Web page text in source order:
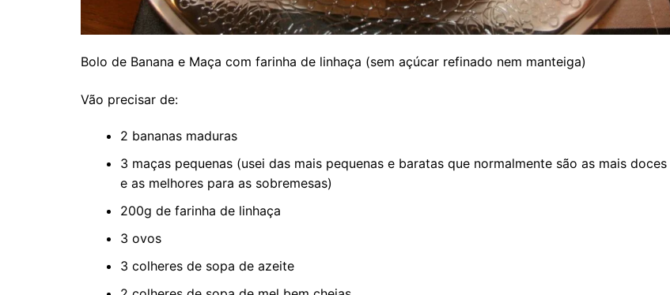
Bolo de Banana e Maça com farinha de linhaça (sem açúcar refinado nem manteiga)
Vão precisar de:
2 bananas maduras
3 maças pequenas (usei das mais pequenas e baratas que normalmente são as mais doces
e as melhores para as sobremesas)
200g de farinha de linhaça
3 ovos
3 colheres de sopa de azeite